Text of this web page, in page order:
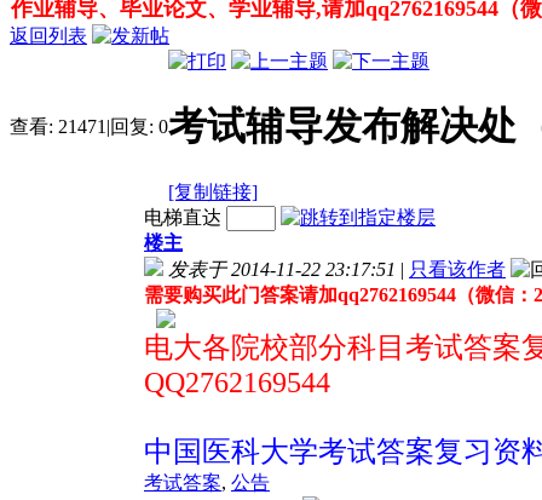
作业辅导、毕业论文、学业辅导,请加qq2762169544（
返回列表
查看: 21471 |回复: 0考试辅导发布解决处
[复制链接]
电梯直达
楼主
发表于 2014-11-22 23:17:51 | 只看该作者
需要购买此门答案请加qq2762169544（微信：
电大各院校部分科目考试答案
QQ2762169544
中国医科大学考试答案复习资
考试答案, 公告